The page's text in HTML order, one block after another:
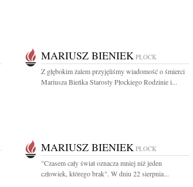
MARIUSZ BIENIEK PŁOCK
Z głębokim żalem przyjęliśmy wiadomość o śmierci
Mariusza Bieńka Starosty Płockiego Rodzinie i...
MARIUSZ BIENIEK PŁOCK
"Czasem cały świat oznacza mniej niż jeden
człowiek, którego brak". W dniu 22 sierpnia...